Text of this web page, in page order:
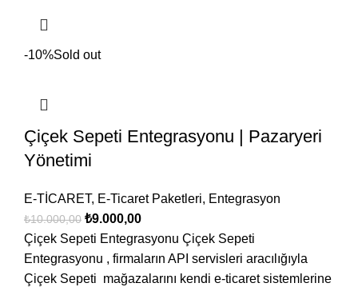
-10%Sold out
Çiçek Sepeti Entegrasyonu | Pazaryeri
Yönetimi
E-TİCARET, E-Ticaret Paketleri, Entegrasyon
₺10.000,00 ₺9.000,00
Çiçek Sepeti Entegrasyonu Çiçek Sepeti
Entegrasyonu , firmaların API servisleri aracılığıyla
Çiçek Sepeti mağazalarını kendi e-ticaret sistemlerine